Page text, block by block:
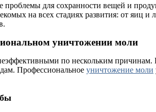
для сохранности вещей и
на всех стадиях развития: от яиц
уничтожении моли
по нескольким
Профессиональное уничтожение моли